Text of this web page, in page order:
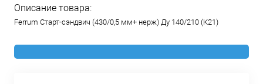
Описание товара:
Ferrum Старт-сэндвич (430/0,5 мм+ нерж) Ду 140/210 (К21)